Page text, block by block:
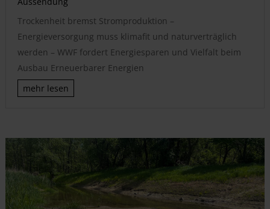
Trockenheit bremst Stromproduktion –
Energieversorgung muss klimafit und naturverträglich
werden – WWF fordert Energiesparen und Vielfalt beim
Ausbau Erneuerbarer Energien
mehr lesen